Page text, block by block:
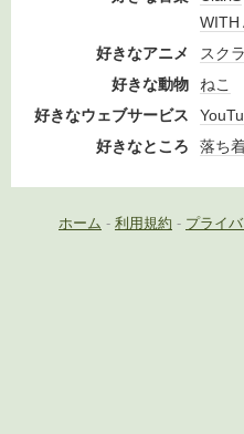
WITH
好きなアニメ
スク
好きな動物
ねこ
好きなウェブサービス
好きなところ
落ち
ホーム - 利用規約 - プライ